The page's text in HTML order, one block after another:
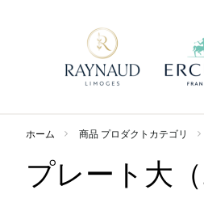
ホーム 商品 プロダクトカテゴリ
プレート大